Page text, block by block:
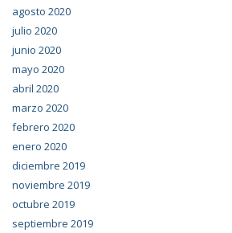
agosto 2020
julio 2020
junio 2020
mayo 2020
abril 2020
marzo 2020
febrero 2020
enero 2020
diciembre 2019
noviembre 2019
octubre 2019
septiembre 2019